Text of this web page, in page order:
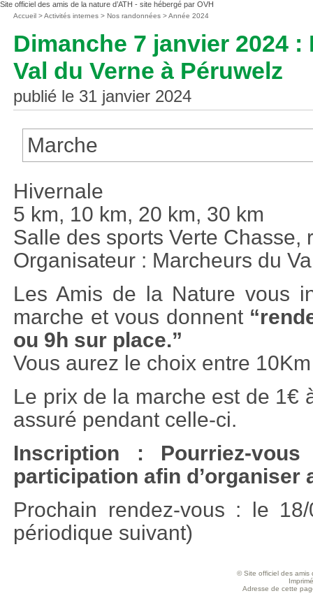
Site officiel des amis de la nature d’ATH - site hébergé par OVH
Vous
ici
:
Accueil >Activités internes >Nos randonnées>Année 2024
Dimanche 7 janvier 2024
Val du Verne à Péruwelz
publié le 31 janvier 2024
Marche
Hivernale
5 km, 10 km, 20 km, 30 km
Salle des sports Verte
Organisateur : Marcheurs du
Les Amis de la Nature vous
marche et vous donnent
ou 9h sur place.”
Vous aurez le choix entre
Le prix de la marche est de 1€
assuré pendant celle-ci.
Inscription : Pourriez-
participation afin d’organiser
Prochain rendez-vous : le
périodique suivant)
© Site officiel des amis
Adresse de cette